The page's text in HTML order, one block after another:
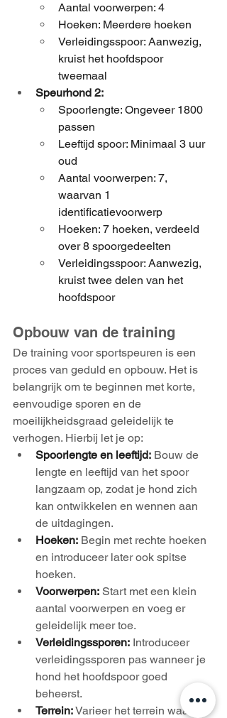
Aantal voorwerpen: 4
Hoeken: Meerdere hoeken
Verleidingsspoor: Aanwezig,
kruist het hoofdspoor
tweemaal
Speurhond 2:
Spoorlengte: Ongeveer 1800
passen
Leeftijd spoor: Minimaal 3 uur
oud
Aantal voorwerpen: 7,
waarvan 1
identificatievoorwerp
Hoeken: 7 hoeken, verdeeld
over 8 spoorgedeelten
Verleidingsspoor: Aanwezig,
kruist twee delen van het
hoofdspoor
Opbouw van de training
De training voor sportspeuren is een
proces van geduld en opbouw. Het is
belangrijk om te beginnen met korte,
eenvoudige sporen en de
moeilijkheidsgraad geleidelijk te
verhogen. Hierbij let je op:
Spoorlengte en leeftijd: Bouw de
lengte en leeftijd van het spoor
langzaam op, zodat je hond zich
kan ontwikkelen en wennen aan
de uitdagingen.
Hoeken: Begin met rechte hoeken
en introduceer later ook spitse
hoeken.
Voorwerpen: Start met een klein
aantal voorwerpen en voeg er
geleidelijk meer toe.
Verleidingssporen: Introduceer
verleidingssporen pas wanneer je
hond het hoofdspoor goed
beheerst.
Terrein: Varieer het terrein waarop